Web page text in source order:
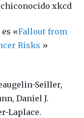
xkcd
«Fallout from
Risks »
Seiller,
Daniel J.
Laplace.